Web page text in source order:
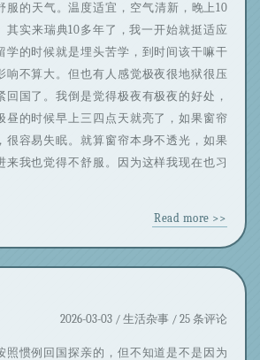
服的天气。温度适宜，空气清新，晚上10
其实来瑞典10多年了，我一开始就挺适应
学的时候就是埋头苦学，到时间该干嘛干
响不算大。但也有人感觉极夜很地狱很压
回国了。我倒是觉得极夜有极夜的好处，
昼的时候早上三四点天就亮了，如果窗帘
很容易失眠。就算窗帘本身不透光，如果
来我也觉得不舒服。因为这样我现在也习
Read more >>
2026-03-03 /生活杂事 / 25 条评论
照惯例回国探亲的，但不知道是不是因为